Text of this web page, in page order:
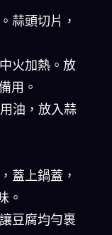
蒜頭切片，
火加熱。放
用。
油，放入蒜
蓋上鍋蓋，
。
豆腐均勻裹